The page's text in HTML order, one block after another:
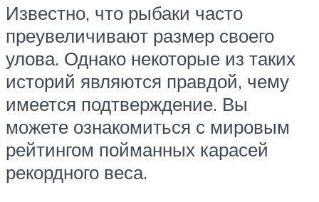
Известно, что рыбаки часто
преувеличивают размер своего
улова. Однако некоторые из таких
историй являются правдой, чему
имеется подтверждение. Вы
можете ознакомиться с мировым
рейтингом пойманных карасей
рекордного веса.